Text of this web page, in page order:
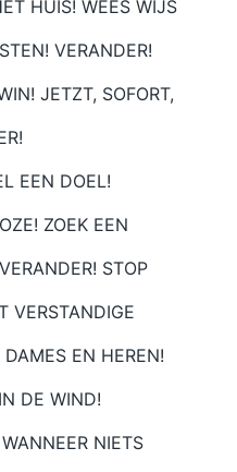
HUIS! WEES WIJS
VERANDER!
JETZT, SOFORT,
EEN DOEL!
ZOEK EEN
STOP
VERSTANDIGE
EN HEREN!
DE WIND!
NIETS